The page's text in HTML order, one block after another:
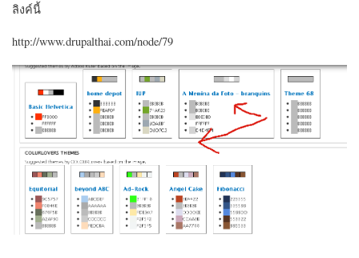
ลิงค์นี้
http://www.drupalthai.com/node/79